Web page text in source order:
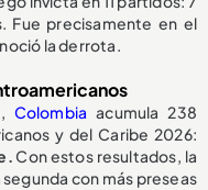
Fue precisamente en el
la derrota.
Colombia acumula 238
y del Caribe 2026:
Con estos resultados, la
con más preseas